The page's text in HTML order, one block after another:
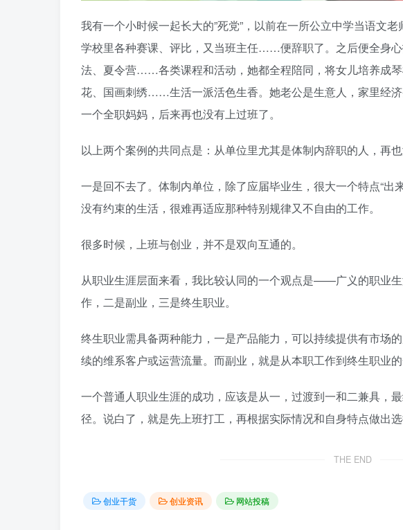
我有一个小时候一起长大的”死党”，以前在一所公立中学当语文
学校里各种赛课、评比，又当班主任……便辞职了。之后便全身
法、夏令营……各类课程和活动，她都全程陪同，将女儿培养成
花、国画刺绣……生活一派活色生香。她老公是生意人，家里经
一个全职妈妈，后来再也没有上过班了。
以上两个案例的共同点是：从单位里尤其是体制内辞职的人，再也
一是回不去了。体制内单位，除了应届毕业生，很大一个特点“出
没有约束的生活，很难再适应那种特别规律又不自由的工作。
很多时候，上班与创业，并不是双向互通的。
从职业生涯层面来看，我比较认同的一个观点是——广义的职业
作，二是副业，三是终生职业。
终生职业需具备两种能力，一是产品能力，可以持续提供有市场
续的维系客户或运营流量。而副业，就是从本职工作到终生职业
一个普通人职业生涯的成功，应该是从一，过渡到一和二兼具，
径。说白了，就是先上班打工，再根据实际情况和自身特点做出
THE END
创业干货 创业资讯 网站投稿